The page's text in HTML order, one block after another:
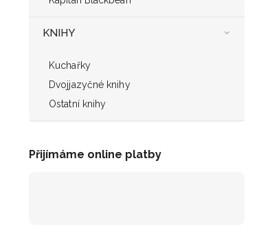
KNIHY
Kuchařky
Dvojjazyčné knihy
Ostatní knihy
Přijímáme online platby